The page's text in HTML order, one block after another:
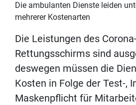
Die ambulanten Dienste leiden
mehrerer Kostenarten
Die Leistungen des
Rettungsschirms sind
deswegen müssen die
Kosten in Folge der Test-,
Maskenpflicht für